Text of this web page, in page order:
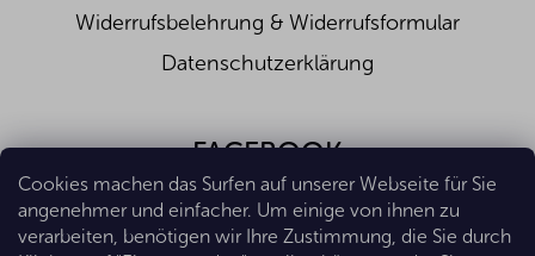
Cookies machen das Surfen auf unserer Webseite für Sie
angenehmer und einfacher. Um einige von ihnen zu
verarbeiten, benötigen wir Ihre Zustimmung, die Sie durch
Widerrufsbelehrung & Widerrufsformular
Datenschutzerklärung
FACEBOOK